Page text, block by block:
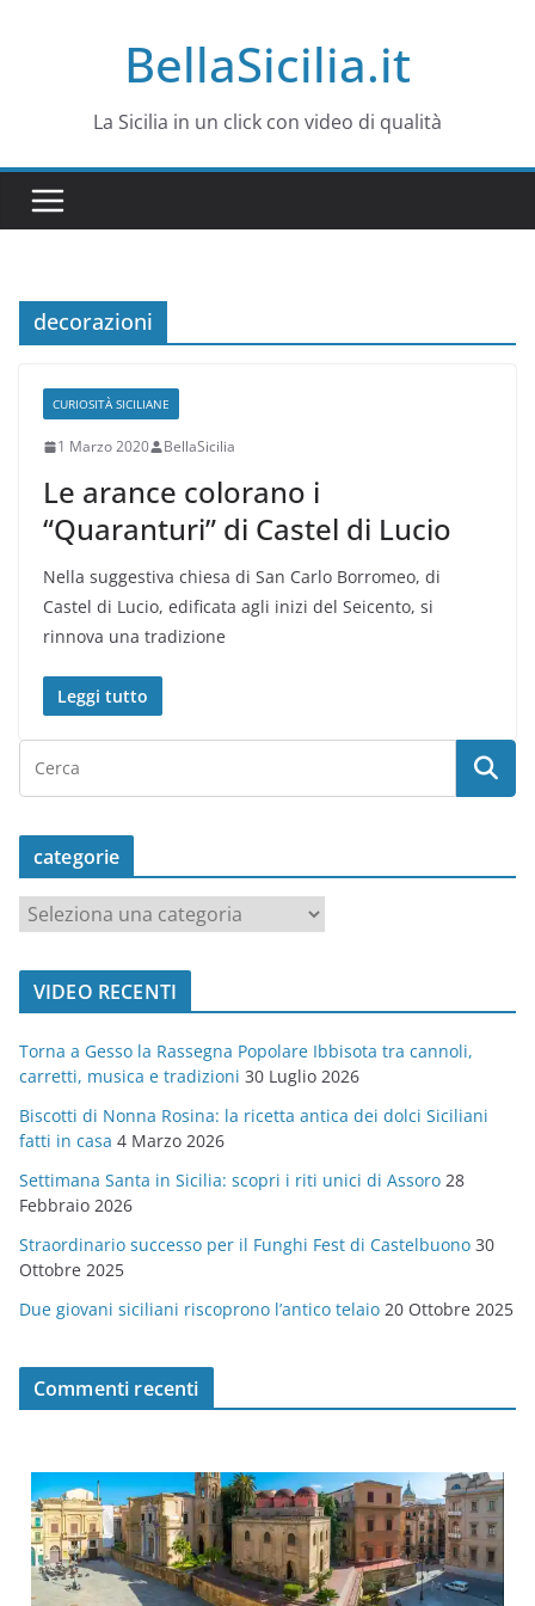
BellaSicilia.it
La Sicilia in un click con video di qualità
decorazioni
CURIOSITÀ SICILIANE
1 Marzo 2020 BellaSicilia
Le arance colorano i
“Quaranturi” di Castel di Lucio
Nella suggestiva chiesa di San Carlo Borromeo, di
Castel di Lucio, edificata agli inizi del Seicento, si
rinnova una tradizione
Leggi tutto
categorie
a
t
o
r
i
e
VIDEO RECENTI
Torna a Gesso la Rassegna Popolare Ibbisota tra cannoli,
carretti, musica e tradizioni 30 Luglio 2026
Biscotti di Nonna Rosina: la ricetta antica dei dolci Siciliani
fatti in casa 4 Marzo 2026
Settimana Santa in Sicilia: scopri i riti unici di Assoro 28
Febbraio 2026
Straordinario successo per il Funghi Fest di Castelbuono 30
Ottobre 2025
Due giovani siciliani riscoprono l’antico telaio 20 Ottobre 2025
Commenti recenti